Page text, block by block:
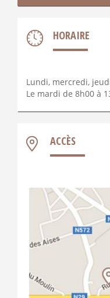
HORAIRE
Lundi, mercredi,
Le mardi de 8h00 à
ACCÈS